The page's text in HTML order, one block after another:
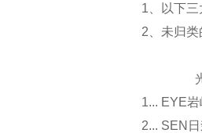
1、以下
2、未归
光源
1... EYE
2... SEN